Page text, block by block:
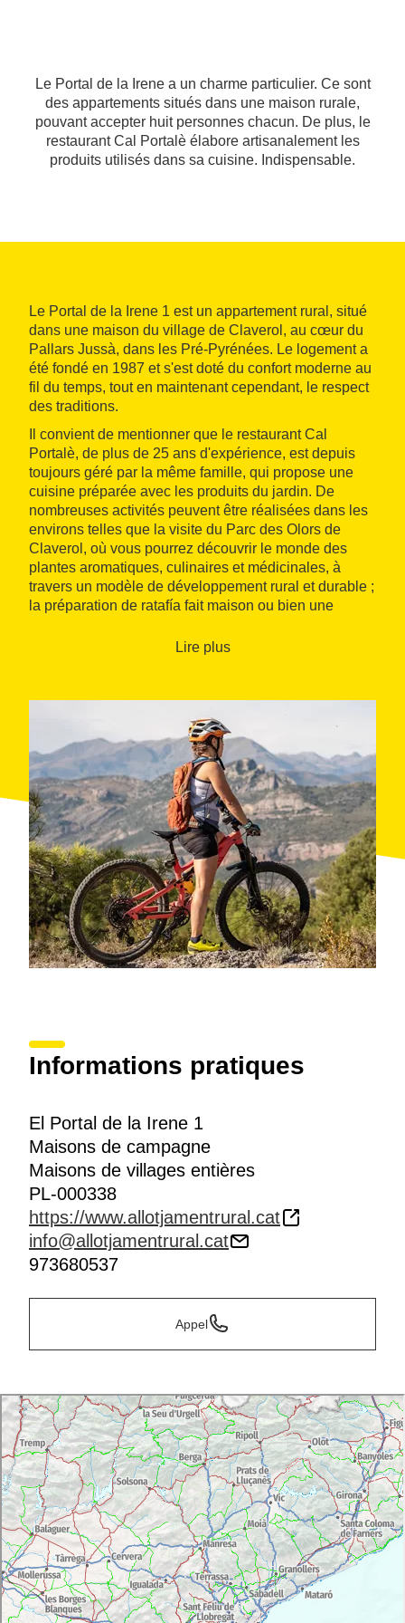
Le Portal de la Irene a un charme particulier. Ce sont
des appartements situés dans une maison rurale,
pouvant accepter huit personnes chacun. De plus, le
restaurant Cal Portalè élabore artisanalement les
produits utilisés dans sa cuisine. Indispensable.
Le Portal de la Irene 1 est un appartement rural, situé
dans une maison du village de Claverol, au cœur du
Pallars Jussà, dans les Pré-Pyrénées. Le logement a
été fondé en 1987 et s'est doté du confort moderne au
fil du temps, tout en maintenant cependant, le respect
des traditions.
Il convient de mentionner que le restaurant Cal
Portalè, de plus de 25 ans d'expérience, est depuis
toujours géré par la même famille, qui propose une
cuisine préparée avec les produits du jardin. De
nombreuses activités peuvent être réalisées dans les
environs telles que la visite du Parc des Olors de
Claverol, où vous pourrez découvrir le monde des
plantes aromatiques, culinaires et médicinales, à
travers un modèle de développement rural et durable ;
la préparation de ratafía fait maison ou bien une
Lire plus
Informations pratiques
El Portal de la Irene 1
Maisons de campagne
Maisons de villages entières
PL-000338
https://www.allotjamentrural.cat
info@allotjamentrural.cat
973680537
Appel